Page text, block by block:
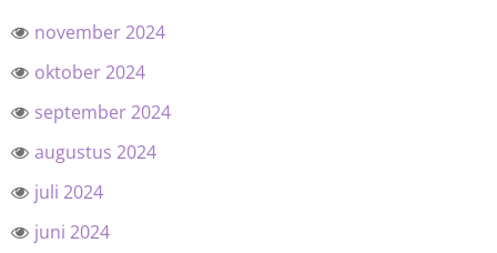
november 2024
oktober 2024
september 2024
augustus 2024
juli 2024
juni 2024